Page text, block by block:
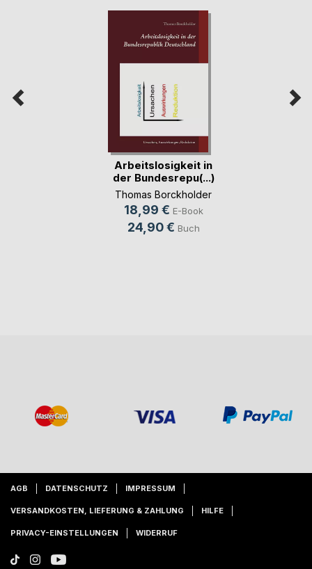
Arbeitslosigkeit in
der Bundesrepu(...)
Thomas Borckholder
18,99 € E-Book
24,90 € Buch
AGB DATENSCHUTZ IMPRESSUM
VERSANDKOSTEN, LIEFERUNG & ZAHLUNG HILFE
PRIVACY-EINSTELLUNGEN WIDERRUF